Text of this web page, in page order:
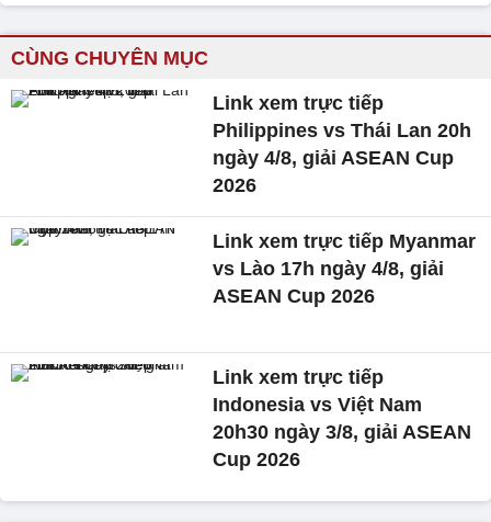
CÙNG CHUYÊN MỤC
Link xem trực tiếp
Philippines vs Thái Lan 20h
ngày 4/8, giải ASEAN Cup
2026
Link xem trực tiếp Myanmar
vs Lào 17h ngày 4/8, giải
ASEAN Cup 2026
Link xem trực tiếp
Indonesia vs Việt Nam
20h30 ngày 3/8, giải ASEAN
Cup 2026